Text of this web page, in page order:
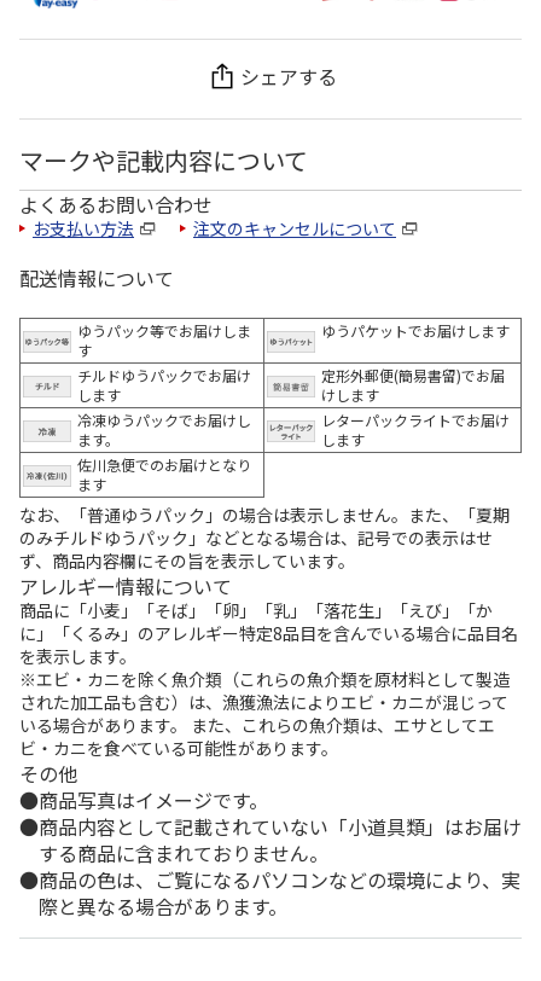
シェアする
マークや記載内容について
よくあるお問い合わせ
お支払い方法 注文のキャンセルについて
配送情報について
ゆうパック等でお届けしま
す
ゆうパケットでお届けします
チルドゆうパックでお届け
します
定形外郵便(簡易書留)でお届
けします
冷凍ゆうパックでお届けし
ます。
レターパックライトでお届け
します
佐川急便でのお届けとなり
ます
なお、「普通ゆうパック」の場合は表示しません。また、「夏期
のみチルドゆうパック」などとなる場合は、記号での表示はせ
ず、商品内容欄にその旨を表示しています。
アレルギー情報について
商品に「小麦」「そば」「卵」「乳」「落花生」「えび」「か
に」「くるみ」のアレルギー特定8品目を含んでいる場合に品目名
を表示します。
※エビ・カニを除く魚介類（これらの魚介類を原材料として製造
された加工品も含む）は、漁獲漁法によりエビ・カニが混じって
いる場合があります。 また、これらの魚介類は、エサとしてエ
ビ・カニを食べている可能性があります。
その他
商品写真はイメージです。
商品内容として記載されていない「小道具類」はお届け
する商品に含まれておりません。
商品の色は、ご覧になるパソコンなどの環境により、実
際と異なる場合があります。